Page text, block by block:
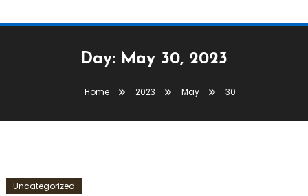
Day: May 30, 2023
Home 2023 May 30
Uncategorized